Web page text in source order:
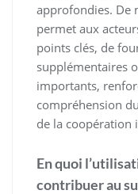
approfondies. De
permet aux
points clés, de
supplémentaires
importants,
compréhension
de la coopération
En quoi
contribuer au